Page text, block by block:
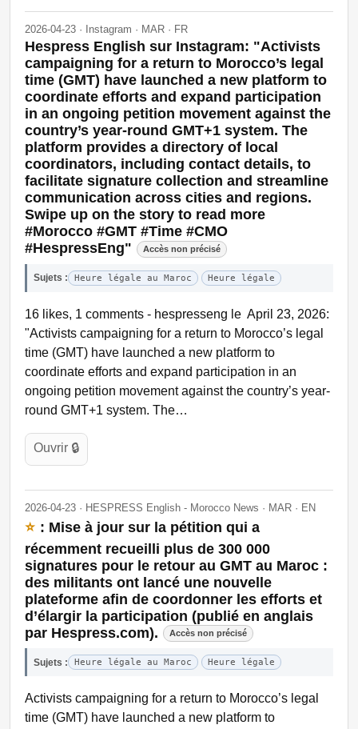
2026-04-23 · Instagram · MAR · FR
Hespress English sur Instagram: "Activists
campaigning for a return to Morocco’s legal
time (GMT) have launched a new platform to
coordinate efforts and expand participation
in an ongoing petition movement against the
country’s year-round GMT+1 system. The
platform provides a directory of local
coordinators, including contact details, to
facilitate signature collection and streamline
communication across cities and regions.
Swipe up on the story to read more
#Morocco #GMT #Time #CMO
#HespressEng"
Accès non précisé
Sujets : Heure légale au Maroc Heure légale
16 likes, 1 comments - hespresseng le April 23, 2026:
"Activists campaigning for a return to Morocco’s legal
time (GMT) have launched a new platform to
coordinate efforts and expand participation in an
ongoing petition movement against the country’s year-
round GMT+1 system. The…
Ouvrir 🔒
2026-04-23 · HESPRESS English - Morocco News · MAR · EN
⭐ : Mise à jour sur la pétition qui a
récemment recueilli plus de 300 000
signatures pour le retour au GMT au Maroc :
des militants ont lancé une nouvelle
plateforme afin de coordonner les efforts et
d’élargir la participation (publié en anglais
par Hespress.com).
Accès non précisé
Sujets : Heure légale au Maroc Heure légale
Activists campaigning for a return to Morocco’s legal
time (GMT) have launched a new platform to